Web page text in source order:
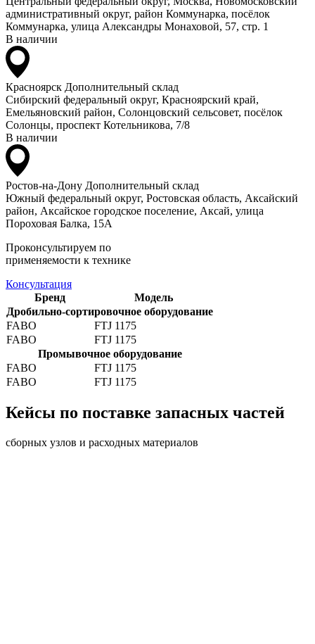
административный округ, район Коммунарка, посёлок
Коммунарка, улица Александры Монаховой, 57, стр. 1
В наличии
Красноярск Дополнительный склад
Сибирский федеральный округ, Красноярский край,
Емельяновский район, Солонцовский сельсовет, посёлок
Солонцы, проспект Котельникова, 7/8
В наличии
Ростов-на-Дону Дополнительный склад
Южный федеральный округ, Ростовская область, Аксайский
район, Аксайское городское поселение, Аксай, улица
Пороховая Балка, 15А
Проконсультируем по
применяемости к технике
Консультация
Бренд
Модель
Дробильно-сортировочное оборудование
FABO
FTJ 1175
FABO
FTJ 1175
Промывочное оборудование
FABO
FTJ 1175
FABO
FTJ 1175
Кейсы по поставке запасных частей
сборных узлов и расходных материалов